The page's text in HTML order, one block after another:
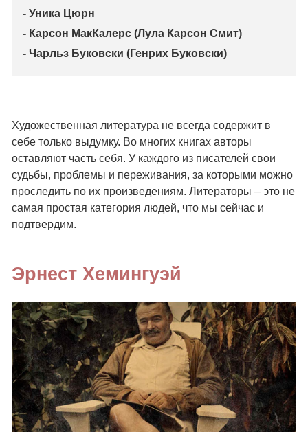
- Уника Цюрн
- Карсон МакКалерс (Лула Карсон Смит)
- Чарльз Буковски (Генрих Буковски)
Художественная литература не всегда содержит в
себе только выдумку. Во многих книгах авторы
оставляют часть себя. У каждого из писателей свои
судьбы, проблемы и переживания, за которыми можно
проследить по их произведениям. Литераторы – это не
самая простая категория людей, что мы сейчас и
подтвердим.
Эрнест Хемингуэй